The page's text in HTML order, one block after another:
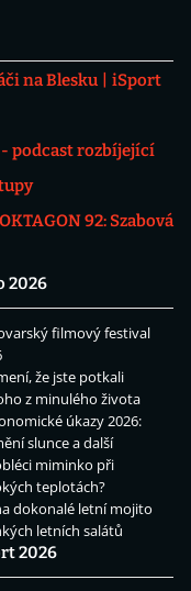
na Blesku
iSport
podcast rozbíjející
OKTAGON 92: Szabová
2026
filmový festival
že jste potkali
z minulého života
úkazy 2026:
slunce a další
miminko při
teplotách?
dokonalé letní mojito
letních salátů
2026